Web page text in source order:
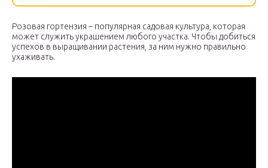
Розовая гортензия – популярная садовая культура, которая
может служить украшением любого участка. Чтобы добиться
успехов в выращивании растения, за ним нужно правильно
ухаживать.